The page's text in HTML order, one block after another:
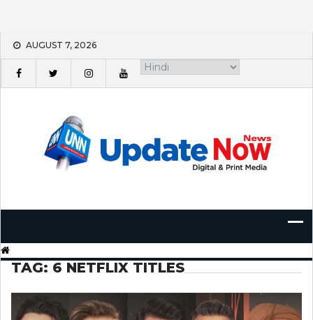
Skip
content
AUGUST 7, 2026
TAG: 6 NETFLIX TITLES